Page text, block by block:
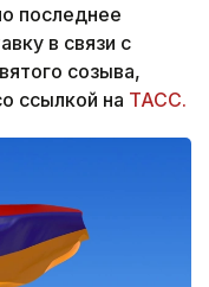
последнее
в связи с
созыва,
ссылкой на ТАСС.